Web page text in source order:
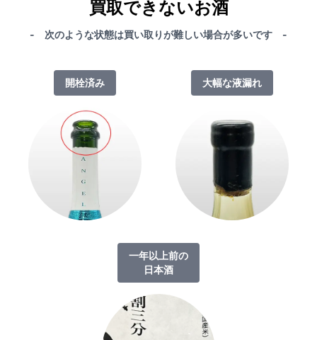
買取できないお酒
- 次のような状態は買い取りが難しい場合が多いです -
開栓済み 大幅な液漏れ
一年以上前の
日本酒